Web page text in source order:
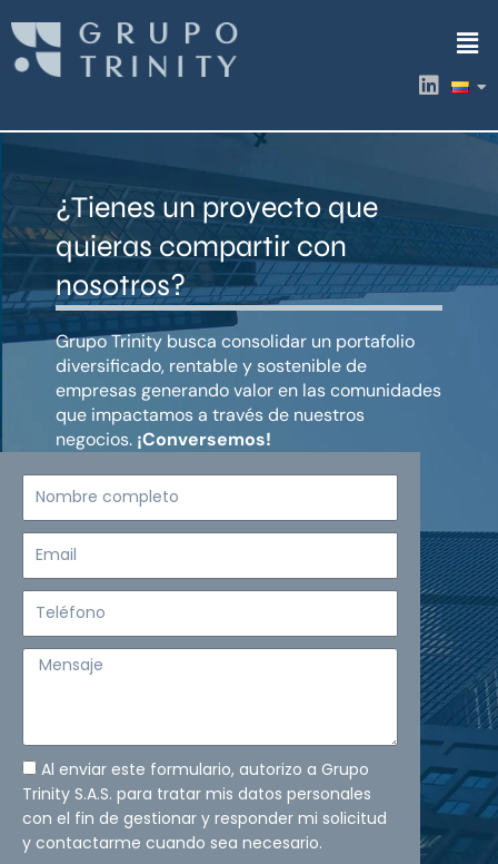
contenido
L
i
k
i
¿Tienes un proyecto que
quieras compartir con
nosotros?
Grupo Trinity busca consolidar un portafolio
diversificado, rentable y sostenible de
empresas generando valor en las comunidades
que impactamos a través de nuestros
negocios. ¡Conversemos!
Mensaje
Al enviar este formulario, autorizo a Grupo
Trinity S.A.S. para tratar mis datos personales
con el fin de gestionar y responder mi solicitud
y contactarme cuando sea necesario.